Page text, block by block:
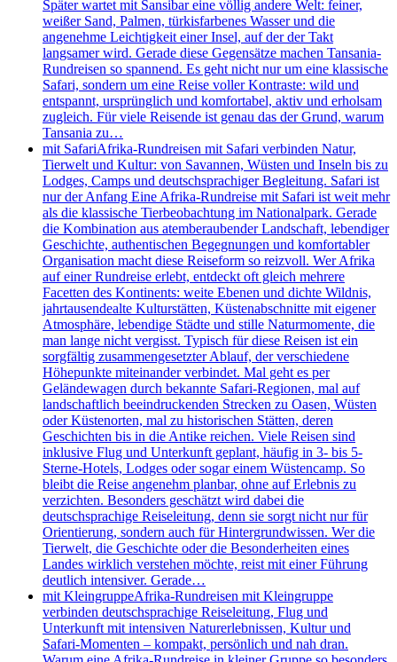
Später wartet mit Sansibar eine völlig andere Welt: feiner,
weißer Sand, Palmen, türkisfarbenes Wasser und die
angenehme Leichtigkeit einer Insel, auf der der Takt
langsamer wird. Gerade diese Gegensätze machen Tansania-
Rundreisen so spannend. Es geht nicht nur um eine klassische
Safari, sondern um eine Reise voller Kontraste: wild und
entspannt, ursprünglich und komfortabel, aktiv und erholsam
zugleich. Für viele Reisende ist genau das der Grund, warum
Tansania zu…
mit SafariAfrika-Rundreisen mit Safari verbinden Natur,
Tierwelt und Kultur: von Savannen, Wüsten und Inseln bis zu
Lodges, Camps und deutschsprachiger Begleitung. Safari ist
nur der Anfang Eine Afrika-Rundreise mit Safari ist weit mehr
als die klassische Tierbeobachtung im Nationalpark. Gerade
die Kombination aus atemberaubender Landschaft, lebendiger
Geschichte, authentischen Begegnungen und komfortabler
Organisation macht diese Reiseform so reizvoll. Wer Afrika
auf einer Rundreise erlebt, entdeckt oft gleich mehrere
Facetten des Kontinents: weite Ebenen und dichte Wildnis,
jahrtausendealte Kulturstätten, Küstenabschnitte mit eigener
Atmosphäre, lebendige Städte und stille Naturmomente, die
man lange nicht vergisst. Typisch für diese Reisen ist ein
sorgfältig zusammengesetzter Ablauf, der verschiedene
Höhepunkte miteinander verbindet. Mal geht es per
Geländewagen durch bekannte Safari-Regionen, mal auf
landschaftlich beeindruckenden Strecken zu Oasen, Wüsten
oder Küstenorten, mal zu historischen Stätten, deren
Geschichten bis in die Antike reichen. Viele Reisen sind
inklusive Flug und Unterkunft geplant, häufig in 3- bis 5-
Sterne-Hotels, Lodges oder sogar einem Wüstencamp. So
bleibt die Reise angenehm planbar, ohne auf Erlebnis zu
verzichten. Besonders geschätzt wird dabei die
deutschsprachige Reiseleitung, denn sie sorgt nicht nur für
Orientierung, sondern auch für Hintergrundwissen. Wer die
Tierwelt, die Geschichte oder die Besonderheiten eines
Landes wirklich verstehen möchte, reist mit einer Führung
deutlich intensiver. Gerade…
mit KleingruppeAfrika-Rundreisen mit Kleingruppe
verbinden deutschsprachige Reiseleitung, Flug und
Unterkunft mit intensiven Naturerlebnissen, Kultur und
Safari-Momenten – kompakt, persönlich und nah dran.